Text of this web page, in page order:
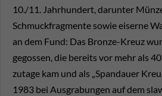
10./11. Jahrhundert, darunter
Schmuckfragmente sowie eiserne
an dem Fund: Das Bronze-Kreuz
gegossen, die bereits vor mehr als
zutage kam und als „Spandauer
1983 bei Ausgrabungen auf dem